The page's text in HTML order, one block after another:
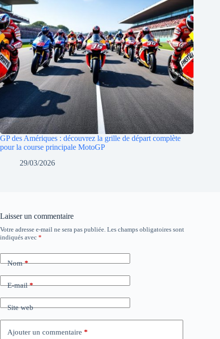
GP des Amériques : découvrez la grille de départ complète
pour la course principale MotoGP
29/03/2026
Laisser un commentaire
Votre adresse e-mail ne sera pas publiée. Les champs obligatoires sont
indiqués avec *
Nom*
E-mail*
Site web
Ajouter un commentaire *